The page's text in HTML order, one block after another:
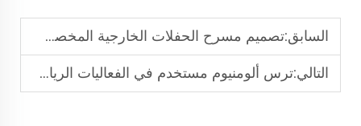
السابق:تصميم مسرح الحفلات الخارجية المخصص للحدائق الحضرية
التالي:ترس ألومنيوم مستخدم في الفعاليات الرياضية الدولية